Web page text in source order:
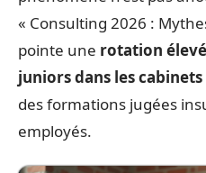
« Consulting 2026 :
pointe une rotation
juniors dans les
des formations jugées
employés.